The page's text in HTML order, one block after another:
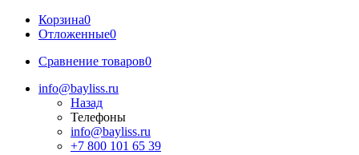
Корзина0
Отложенные0
Сравнение товаров0
info@bayliss.ru
Назад
Телефоны
info@bayliss.ru
+7 800 101 65 39